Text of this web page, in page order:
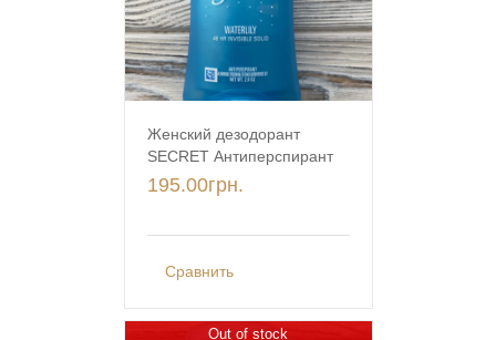
Женский дезодорант
SECRET Антиперспирант
195.00грн.
Сравнить
Out of stock